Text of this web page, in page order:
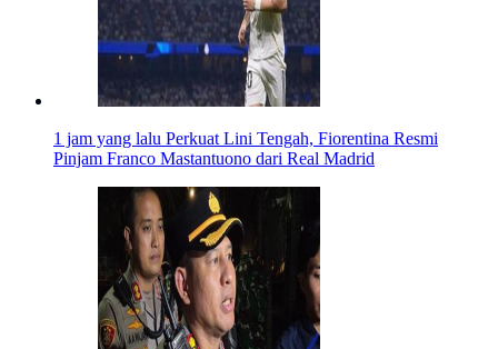
1 jam yang lalu Perkuat Lini Tengah, Fiorentina Resmi
Pinjam Franco Mastantuono dari Real Madrid